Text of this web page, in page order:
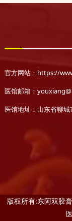
官方网站：https://
医馆邮箱：
医馆地址：山东省聊
版权所有:东阿双胶